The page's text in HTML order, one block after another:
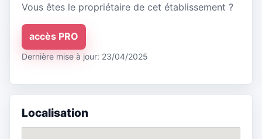
Vous êtes le propriétaire de cet établissement ?
accès PRO
Dernière mise à jour: 23/04/2025
Localisation